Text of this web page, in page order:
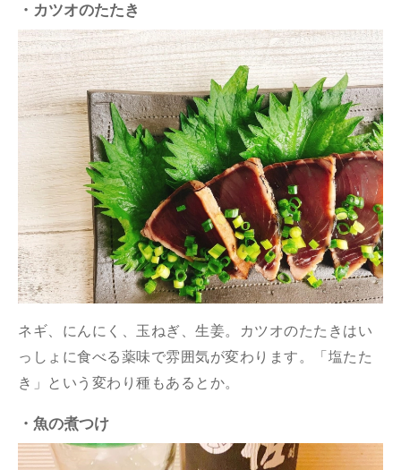
・カツオのたたき
ネギ、にんにく、玉ねぎ、生姜。カツオのたたきはい
っしょに食べる薬味で雰囲気が変わります。「塩たた
き」という変わり種もあるとか。
・魚の煮つけ